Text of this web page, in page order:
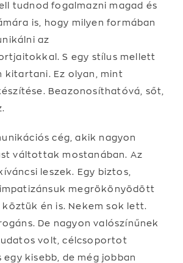
tudnod fogalmazni magad és
is, hogy milyen formában
az
S egy stílus mellett
kitartani. Ez olyan, mint
Beazonosíthatóvá, sőt,
cég, akik nagyon
váltottak mostanában. Az
leszek. Egy biztos,
megrökönyödött
köztük én is. Nekem sok lett.
De nagyon valószínűnek
volt, célcsoportot
kisebb, de még jobban